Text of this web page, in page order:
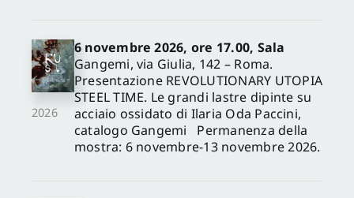
2026
6 novembre 2026, ore 17.00, Sala
Gangemi, via Giulia, 142 – Roma.
Presentazione REVOLUTIONARY UTOPIA
STEEL TIME. Le grandi lastre dipinte su
acciaio ossidato di Ilaria Oda Paccini,
catalogo Gangemi Permanenza della
mostra: 6 novembre-13 novembre 2026.